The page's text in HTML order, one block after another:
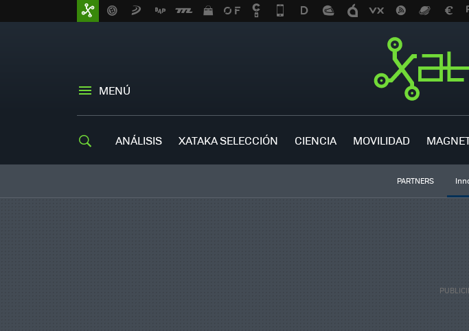
MENÚ
ANÁLISIS XATAKA SELECCIÓN CIENCIA MOVILIDAD
PARTNERS